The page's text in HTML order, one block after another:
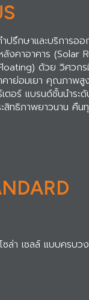
ปรึกษาและบริการออ
งคาอาคาร (Solar
ด้วย วิศวก
คาย่อมเยา คุณภาพ
เตอร์ แบรนด์ชั้นนำระ
สิทธิภาพยาวนาน คืน
ล่า เซลล์ แบบครบว